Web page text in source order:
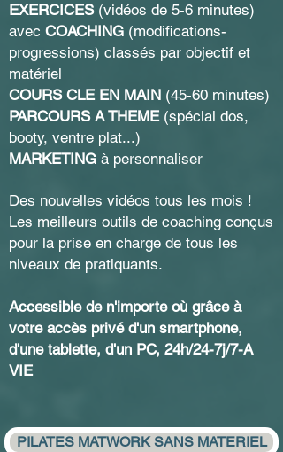
EXERCICES(vidéos de 5-6 minutes)
avec COACHING (modifications-
progressions) classés par objectif et
matériel
COURS CLE EN MAIN (45-60 minutes)
PARCOURS A THEME(spécial dos,
booty, ventre plat...)
MARKETING à personnaliser
Des nouvelles vidéos tous les mois !
Les meilleurs outils de coaching conçus
pour la prise en charge de tous les
niveaux de pratiquants.
Accessible de n'importe où grâce à
votre accès privé d'un smartphone,
d'une tablette, d'un PC, 24h/24-7j/7-A
VIE
PILATES MATWORK SANS MATERIEL